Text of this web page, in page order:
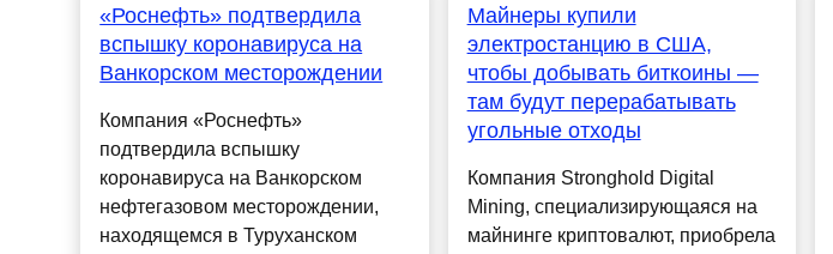
«Роснефть» подтвердила
вспышку коронавируса на
Ванкорском месторождении
Компания «Роснефть»
подтвердила вспышку
коронавируса на Ванкорском
нефтегазовом месторождении,
находящемся в Туруханском
Майнеры купили
электростанцию в США,
чтобы добывать биткоины —
там будут перерабатывать
угольные отходы
Компания Stronghold Digital
Mining, специализирующаяся на
майнинге криптовалют, приобрела